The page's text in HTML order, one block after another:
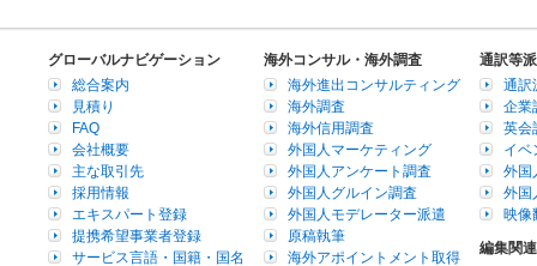
グローバルナビゲーション
総合案内
見積り
FAQ
会社概要
主な取引先
採用情報
エキスパート登録
提携希望事業者登録
サービス言語・国籍・国名
海外コンサル・海外調査
海外進出コンサルティング
海外調査
海外信用調査
外国人マーケティング
外国人アンケート調査
外国人グルイン調査
外国人モデレーター派遣
原稿執筆
海外アポイントメント取得
通訳等
通訳
企業
英会
イベ
外国
外国
映像
編集関連